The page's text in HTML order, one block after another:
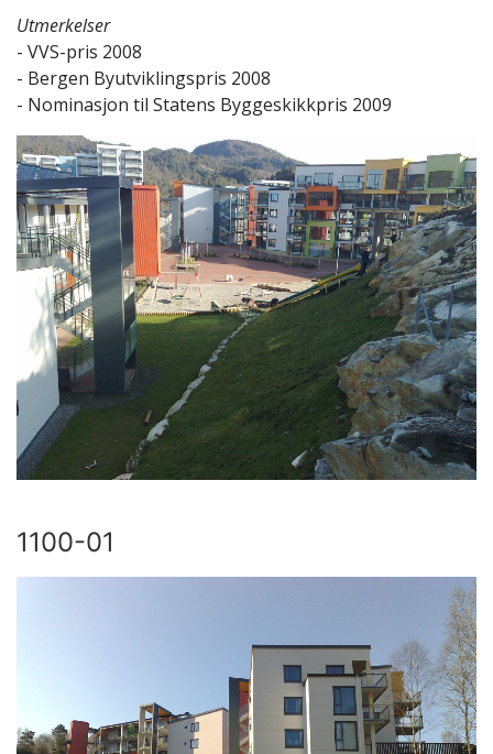
Utmerkelser
- VVS-pris 2008
- Bergen Byutviklingspris 2008
- Nominasjon til Statens Byggeskikkpris 2009
1100-01